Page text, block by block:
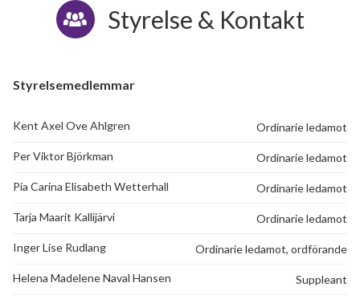
Styrelse & Kontakt
Styrelsemedlemmar
Kent Axel Ove Ahlgren Ordinarie ledamot
Per Viktor Björkman Ordinarie ledamot
Pia Carina Elisabeth Wetterhall Ordinarie ledamot
Tarja Maarit Kallijärvi Ordinarie ledamot
Inger Lise Rudlang Ordinarie ledamot, ordförande
Helena Madelene Naval Hansen Suppleant